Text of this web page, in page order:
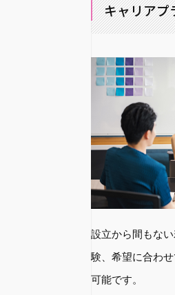
キャリアプ
設立から間もな
験、希望に合わ
可能です。